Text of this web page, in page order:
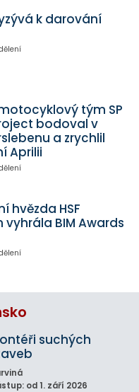
k darování
tým SP
bodoval v
a zrychlil
Aprilii
hvězda HSF
vyhrála BIM Awards
suchých
od 1. září 2026